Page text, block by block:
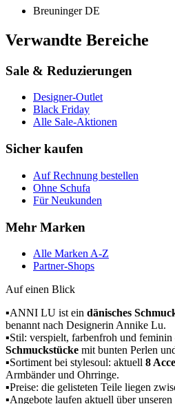
Breuninger DE
Verwandte Bereiche
Sale & Reduzierungen
Designer-Outlet
Black Friday
Alle Sale-Aktionen
Sicher kaufen
Auf Rechnung bestellen
Ohne Schufa
Für Neukunden
Mehr Marken
Alle Marken A-Z
Partner-Shops
Auf einen Blick
▪ANNI LU ist ein dänisches
benannt nach Designerin Annike Lu.
▪Stil: verspielt, farbenfroh und feminin
Schmuckstücke mit bunten Perlen
▪Sortiment bei stylesoul: aktuell 8
Armbänder und Ohrringe.
▪Preise: die gelisteten Teile liegen
▪Angebote laufen aktuell über